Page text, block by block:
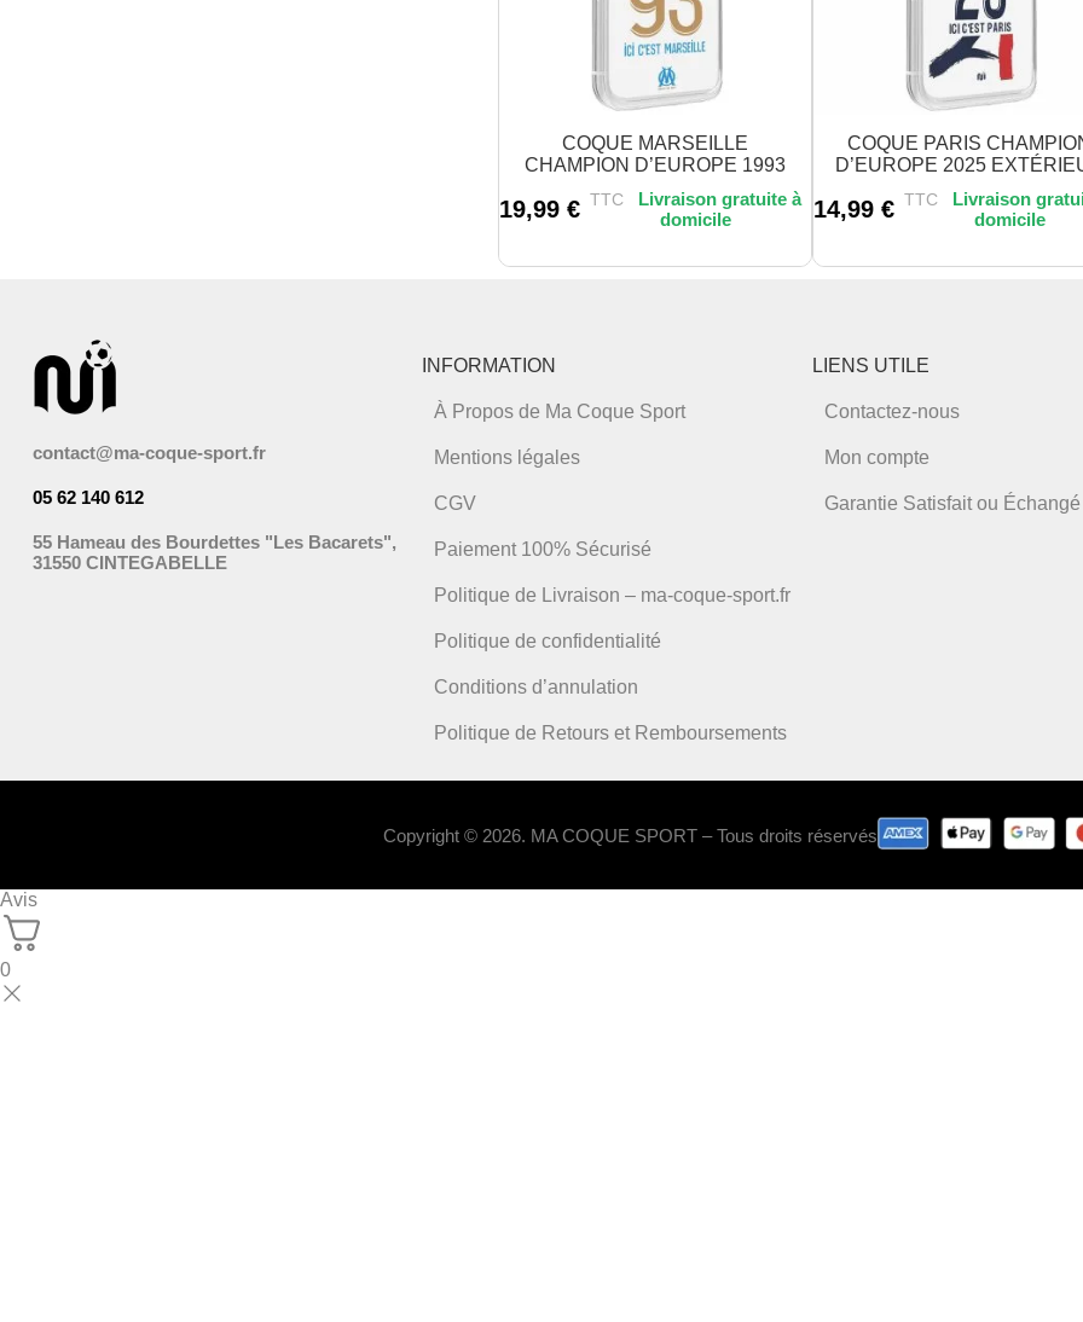
COQUE MARSEILLE
CHAMPION D’EUROPE 1993
19,99 € TTC
variations.
Les
peuvent
choisies
du
produit
COQUE PARIS
D’EUROPE 2025
14,99 € TTC
variations.
Les
peuvent
choisies
contact@ma-coque-sport.fr
05 62 140 612
55 Hameau des Bourdettes "Les Bacarets",
31550 CINTEGABELLE
INFORMATION
À Propos de Ma Coque Sport
Mentions légales
CGV
Paiement 100% Sécurisé
Politique de Livraison – ma-coque-sport.fr
Politique de confidentialité
Conditions d’annulation
Politique de Retours et Remboursements
LIENS UTILE
Contactez-nous
Mon compte
Garantie Satisfait ou Échangé
Copyright © 2026. MA COQUE SPORT – Tous droits réservés
Avis
0